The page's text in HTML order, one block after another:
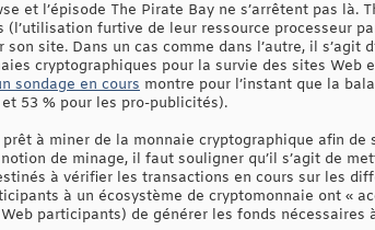
et l’épisode The Pirate Bay ne s’arrêtent pas là.
furtive de leur ressource processeur
site. Dans un cas comme dans l’autre, il s’agit
cryptographiques pour la survie des sites Web
sondage en cours montre pour l’instant que la
53 % pour les pro-publicités).
à miner de la monnaie cryptographique afin
de minage, il faut souligner qu’il s’agit de
à vérifier les transactions en cours sur les
à un écosystème de cryptomonnaie ont «
participants) de générer les fonds nécessaires